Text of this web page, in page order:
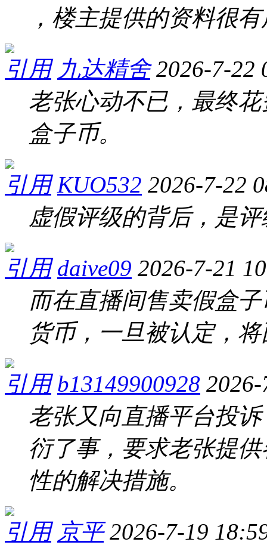
，楼主提供的资料很
引用 九达精舍 2026-7-22
老张心动不已，最终
盒子币。
引用 KUO532 2026-7-22
虚假评级的背后，是
引用 daive09 2026-7-21
而在直播间售卖假盒
货币，一旦被认定，
引用 b13149900928
老张又向直播平台投
衍了事，要求老张提
性的解决措施。
引用 京平 2026-7-19